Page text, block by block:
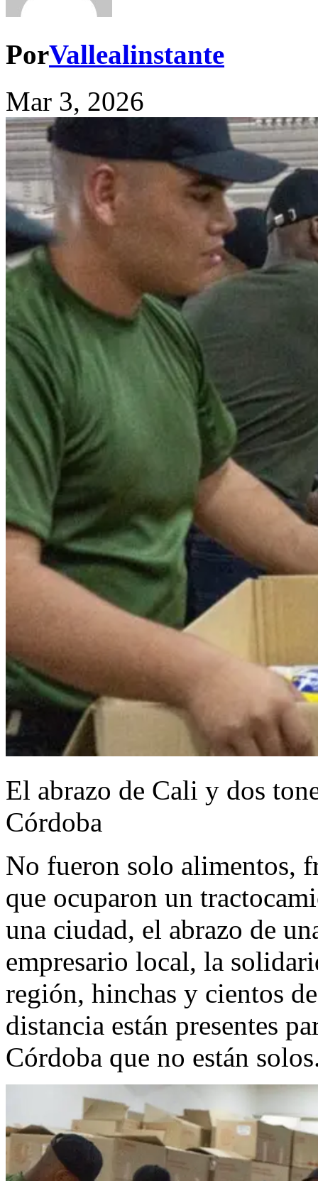
PorVallealinstante
Mar 3, 2026
El abrazo de Cali y dos
Córdoba
No fueron solo alimentos,
que ocuparon un
una ciudad, el abrazo de
empresario local, la
región, hinchas y cientos
distancia están presentes
Córdoba que no están